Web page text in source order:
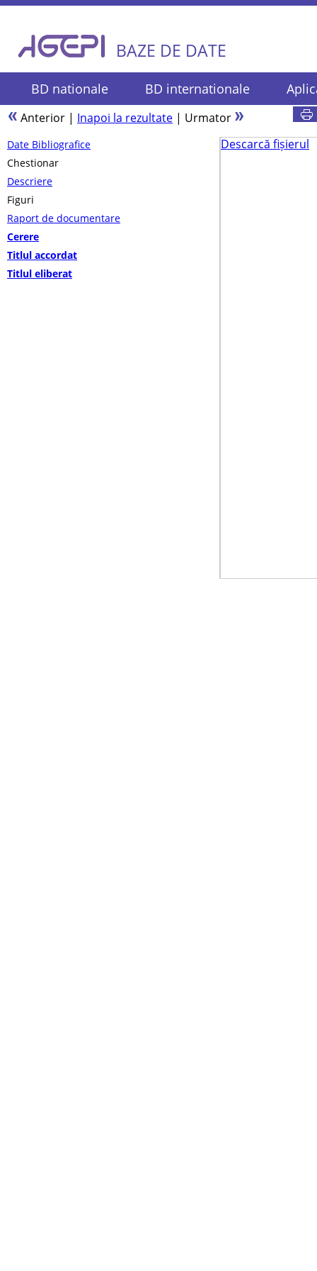
BAZE DE DATE
BD nationale BD internationale
Anterior | Inapoi la rezultate | Urmator
Date Bibliografice
Chestionar
Descriere
Figuri
Raport de documentare
Cerere
Titlul accordat
Titlul eliberat
Descarcă fișierul